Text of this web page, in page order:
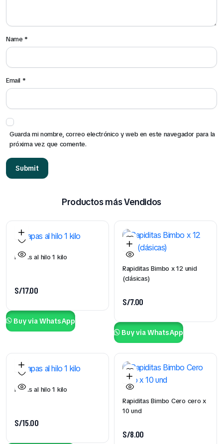
Name*
Email *
Guarda mi nombre, correo electrónico y web en este navegador para la
próxima vez que comente.
Productos más Vendidos
Papas al hilo 1 kilo
S/17.00
Buy via WhatsApp
Rapiditas Bimbo x 12 unid
(clásicas)
S/7.00
Buy via WhatsApp
Papas al hilo 1 kilo
S/15.00
Rapiditas Bimbo Cero cero x
10 und
S/8.00